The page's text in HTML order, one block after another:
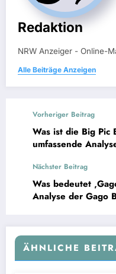
Redaktion
NRW Anzeiger - Online-
Alle Beiträge Anzeigen
Vorheriger Beitrag
Was ist die Big Pic
umfassende
Nächster Beitrag
Was bedeutet
Analyse der Gago
ÄHNLICHE